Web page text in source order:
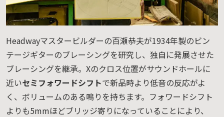
Headwayマスタービルダーの百瀬恭夫が1934年製のビン
テージギターのブレーシングを研究し、独自に発展させた
ブレーシングを継承。Xのクロス位置がサウンドホールに
近いセミフォワードシフトで新品時より低音の反応がよ
く、ボリュームのある鳴りを持ちます。フォワードシフト
よりも5mmほどブリッジ寄りになっていることにより、